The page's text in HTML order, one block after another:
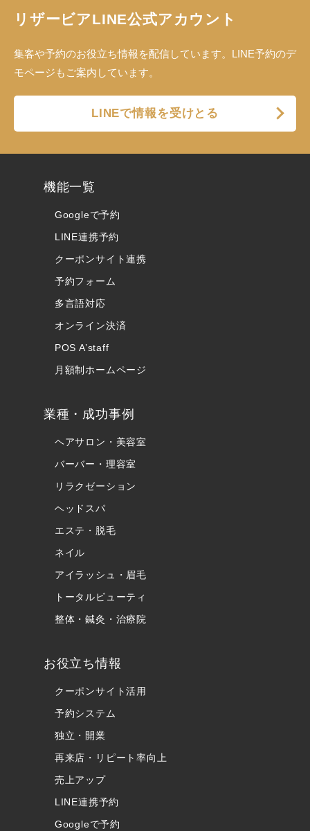
リザービアLINE公式アカウント
集客や予約のお役立ち情報を配信しています。LINE予約のデ
モページもご案内しています。
LINEで情報を受けとる
機能一覧
Googleで予約
LINE連携予約
クーポンサイト連携
予約フォーム
多言語対応
オンライン決済
POS A’staff
月額制ホームページ
業種・成功事例
ヘアサロン・美容室
バーバー・理容室
リラクゼーション
ヘッドスパ
エステ・脱毛
ネイル
アイラッシュ・眉毛
トータルビューティ
整体・鍼灸・治療院
お役立ち情報
クーポンサイト活用
予約システム
独立・開業
再来店・リピート率向上
売上アップ
LINE連携予約
Googleで予約